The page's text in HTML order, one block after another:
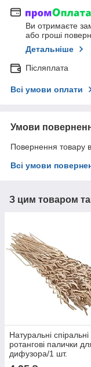
Ви отримаєте
або гроші
Детальніше
Післяплата
Всі умови оплати
Умови
Повернення товару
Всі умови
З цим товаром
Натуральні спіральні
ротангові палички
дифузора/1 шт.